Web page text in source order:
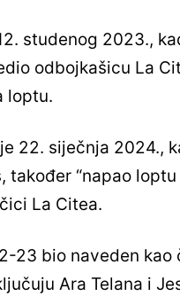
studenog 2023.,
odbojkašicu La
loptu.
22. siječnja 2024.,
također “napao
La Citea.
23 bio naveden kao
Ara Telana i